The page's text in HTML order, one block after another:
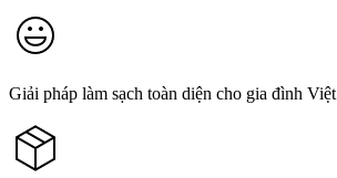
Giải pháp làm sạch toàn diện cho gia đình Việt